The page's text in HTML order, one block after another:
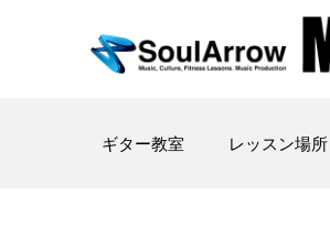
ギター教室 レッスン場所